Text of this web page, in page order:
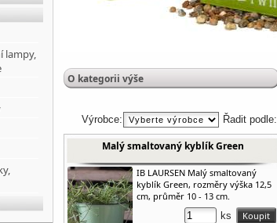
O kategorii výše
Výrobce: Řadit podle:
Malý smaltovaný kyblík Green
IB LAURSEN Malý smaltovaný
kyblík Green, rozměry výška 12,5
cm, průměr 10 - 13 cm.
ks
lampy,